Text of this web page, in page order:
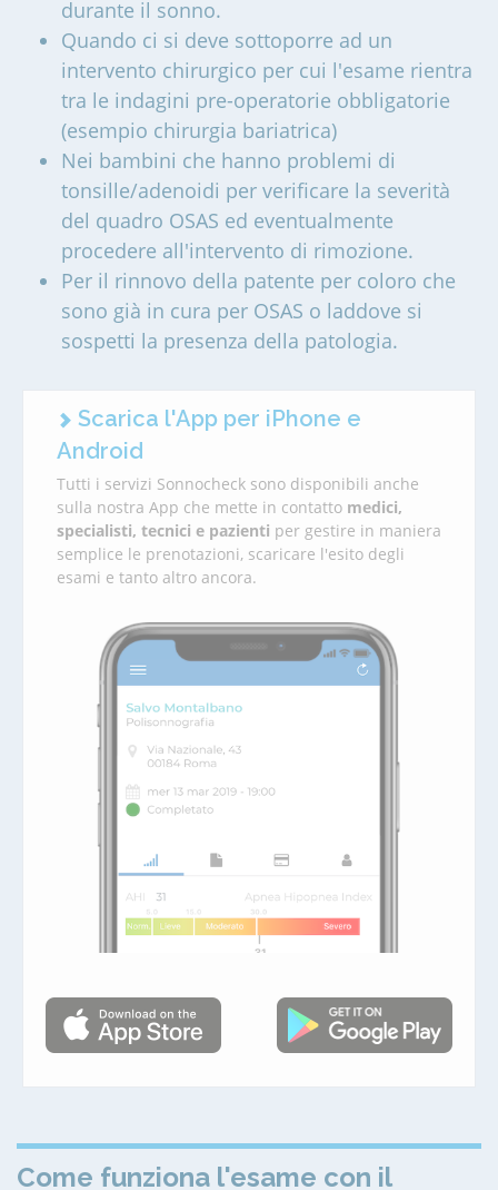
durante il sonno.
Quando ci si deve sottoporre ad un
intervento chirurgico per cui l'esame rientra
tra le indagini pre-operatorie obbligatorie
(esempio chirurgia bariatrica)
Nei bambini che hanno problemi di
tonsille/adenoidi per verificare la severità
del quadro OSAS ed eventualmente
procedere all'intervento di rimozione.
Per il rinnovo della patente per coloro che
sono già in cura per OSAS o laddove si
sospetti la presenza della patologia.
Scarica l'App per iPhone e
Android
Tutti i servizi Sonnocheck sono disponibili anche
sulla nostra App che mette in contatto medici,
specialisti, tecnici e pazienti per gestire in maniera
semplice le prenotazioni, scaricare l'esito degli
esami e tanto altro ancora.
Come funziona l'esame con il